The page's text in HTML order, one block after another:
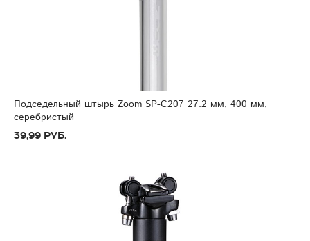
Подседельный штырь Zoom SP-C207 27.2 мм, 400 мм,
серебристый
39,99 руб.